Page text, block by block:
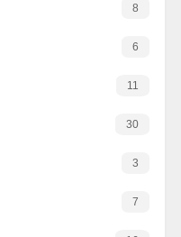
8
6
11
30
3
7